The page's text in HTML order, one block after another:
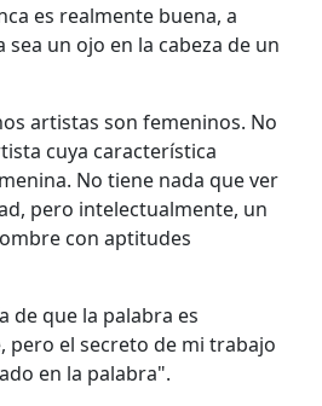
es realmente buena, a
sea un ojo en la cabeza de un
artistas son femeninos. No
cuya característica
No tiene nada que ver
pero intelectualmente, un
con aptitudes
de que la palabra es
pero el secreto de mi trabajo
en la palabra".